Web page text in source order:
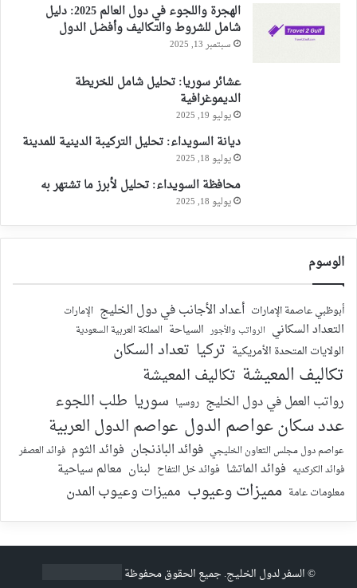
الهجرة واللجوء في دول العالم 2025: دليل
شامل للشروط والتكاليف وأفضل الدول
سبتمبر 13, 2025
عشائر سوريا: تحليل شامل للخريطة
الديموغرافية
يوليو 19, 2025
ديانة السويداء: تحليل التركيبة الدينية للمدينة
يوليو 18, 2025
محافظة السويداء: تحليل لأبرز ما تشتهر به
يوليو 18, 2025
الوسوم
أبوظبي عاصمة الإمارات أعداد الأجانب في دول الخليج الإمارات
التعداد السكاني الرواتب والأجور السياحة المملكة العربية السعودية
الولايات المتحدة الأمريكية تركيا تعداد السكان
تكاليف المعيشة تكاليف المعيشة
رواتب العمل في دول الخليج روسيا سوريا طلب اللجوء
عدد سكان عواصم الدول عواصم الدول العربية
عواصم دول مجلس التعاون الخليجي فوائد الباذنجان فوائد الثوم فوائد العصفر
فوائد الكركديه فوائد الماتشا فوائد خل التفاح لبنان معالم سياحية
معلومات عامة مميزات وعيوب مميزات وعيوب المدن
©السفر لدول الخليج. جميع الحقوق محفوظة